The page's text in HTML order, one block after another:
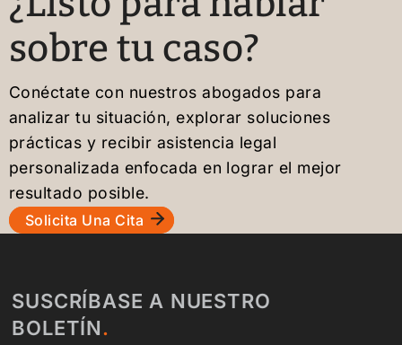
sobre tu caso?
Conéctate con nuestros abogados para
analizar tu situación, explorar soluciones
prácticas y recibir asistencia legal
personalizada enfocada en lograr el mejor
resultado posible.
Solicita Una Cita
SUSCRÍBASE A NUESTRO
BOLETÍN